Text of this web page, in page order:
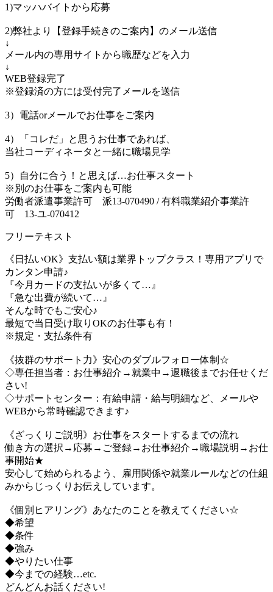
1)マッハバイトから応募
2)弊社より【登録手続きのご案内】のメール送信
↓
メール内の専用サイトから職歴などを入力
↓
WEB登録完了
※登録済の方には受付完了メールを送信
3）電話orメールでお仕事をご案内
4）「コレだ」と思うお仕事であれば、
当社コーディネータと一緒に職場見学
5）自分に合う！と思えば…お仕事スタート
※別のお仕事をご案内も可能
労働者派遣事業許可 派13-070490 / 有料職業紹介事業許
可 13-ユ-070412
フリーテキスト
《日払いOK》支払い額は業界トップクラス！専用アプリで
カンタン申請♪
『今月カードの支払いが多くて…』
『急な出費が続いて…』
そんな時でもご安心♪
最短で当日受け取りOKのお仕事も有！
※規定・支払条件有
《抜群のサポート力》安心のダブルフォロー体制☆
◇専任担当者：お仕事紹介→就業中→退職後までお任せくだ
さい!
◇サポートセンター：有給申請・給与明細など、メールや
WEBから常時確認できます♪
《ざっくりご説明》お仕事をスタートするまでの流れ
働き方の選択→応募→ご登録→お仕事紹介→職場説明→お仕
事開始★
安心して始められるよう、雇用関係や就業ルールなどの仕組
みからじっくりお伝えしています。
《個別ヒアリング》あなたのことを教えてください☆
◆希望
◆条件
◆強み
◆やりたい仕事
◆今までの経験…etc.
どんどんお話ください!